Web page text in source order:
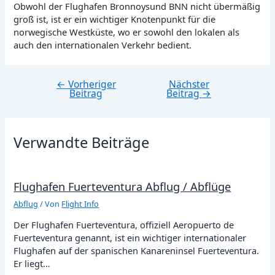
Obwohl der Flughafen Bronnoysund BNN nicht übermäßig
groß ist, ist er ein wichtiger Knotenpunkt für die
norwegische Westküste, wo er sowohl den lokalen als
auch den internationalen Verkehr bedient.
Beitragsnavigation
← Vorheriger
Beitrag
Nächster
Beitrag→
Verwandte Beiträge
Flughafen Fuerteventura Abflug / Abflüge
Abflug / Von Flight Info
Der Flughafen Fuerteventura, offiziell Aeropuerto de
Fuerteventura genannt, ist ein wichtiger internationaler
Flughafen auf der spanischen Kanareninsel Fuerteventura.
Er liegt…